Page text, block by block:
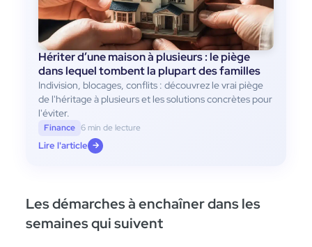
Hériter d’une maison à plusieurs : le piège
dans lequel tombent la plupart des familles
Indivision, blocages, conflits : découvrez le vrai piège
de l'héritage à plusieurs et les solutions concrètes pour
l'éviter.
Finance 6 min de lecture
Lire l'article →
Les démarches à enchaîner dans les
semaines qui suivent